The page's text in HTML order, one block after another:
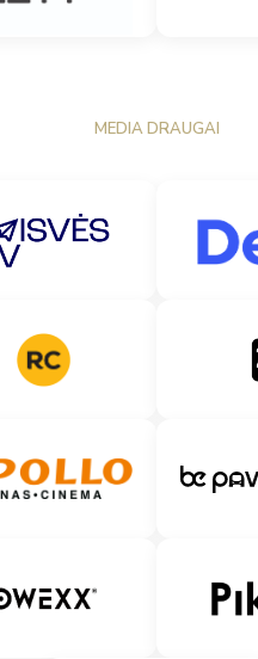
MEDIA DRAUGAI